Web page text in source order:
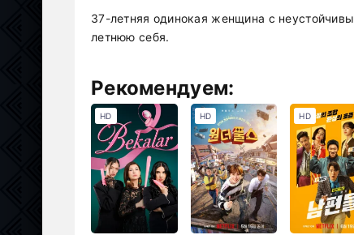
37-летняя одинокая женщина с
летнюю себя.
Рекомендуем:
HD HD HD